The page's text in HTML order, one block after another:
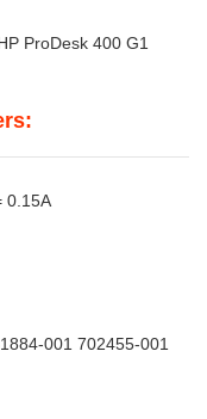
ProDesk 400 G1
0.15A
001 702455-001